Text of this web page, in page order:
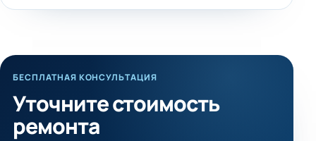
БЕСПЛАТНАЯ КОНСУЛЬТАЦИЯ
Уточните стоимость
ремонта